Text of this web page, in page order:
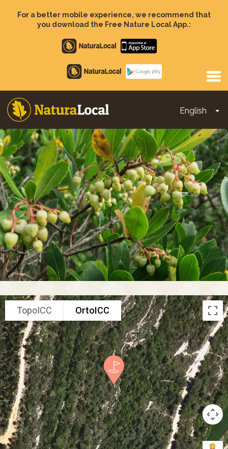
For a better mobile experience, we recommend that
you download the Free Nature Local App.:
Apple
store
Google
Play
English
Main
navigation
TopoICC OrtoICC